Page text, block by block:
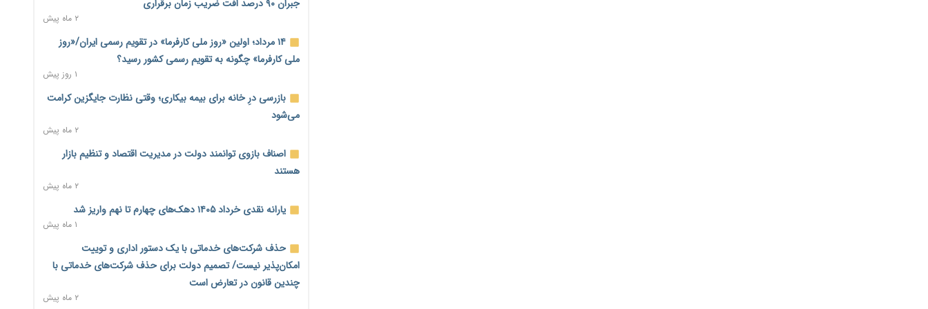
می‌شود
۱ روز پیش
رئیس سازمان امور مالیاتی: بلاگرهای پردرآمد مشمول پرداخت
مالیات هستند
۱ روز پیش
پیش‌بینی افزایش تولید برنج؛ نیاز وارداتی کشور به ۵۰۰ هزار تن
کاهش می‌یابد
۱ روز پیش
میلیارد دلاری
۱ روز پیش
اختیارات جدید گمرکات برای تمدید ورود موقت کالا و خودرو تا
فهرست کالاهای فولادی و فلزات مشمول بازگشت ۱۰۰ درصد ارز
صادراتی ابلاغ شد
۱ روز پیش
جبران ۹۰ درصد افت ضریب زمان برقراری
۲ ماه پیش
۱۴ مرداد؛ اولین «روز ملی کارفرما» در تقویم رسمی ایران/«روز
ملی کارفرما» چگونه به تقویم رسمی کشور رسید؟
۱ روز پیش
بازرسی درِ خانه برای بیمه بیکاری؛ وقتی نظارت جایگزین کرامت
می‌شود
۲ ماه پیش
اصناف بازوی توانمند دولت در مدیریت اقتصاد و تنظیم بازار
هستند
۲ ماه پیش
یارانه نقدی خرداد ۱۴۰۵ دهک‌های چهارم تا نهم واریز شد
۱ ماه پیش
حذف شرکت‌های خدماتی با یک دستور اداری و توییت
امکان‌پذیر نیست/ تصمیم دولت برای حذف شرکت‌های خدماتی با
چندین قانون در تعارض است
۲ ماه پیش